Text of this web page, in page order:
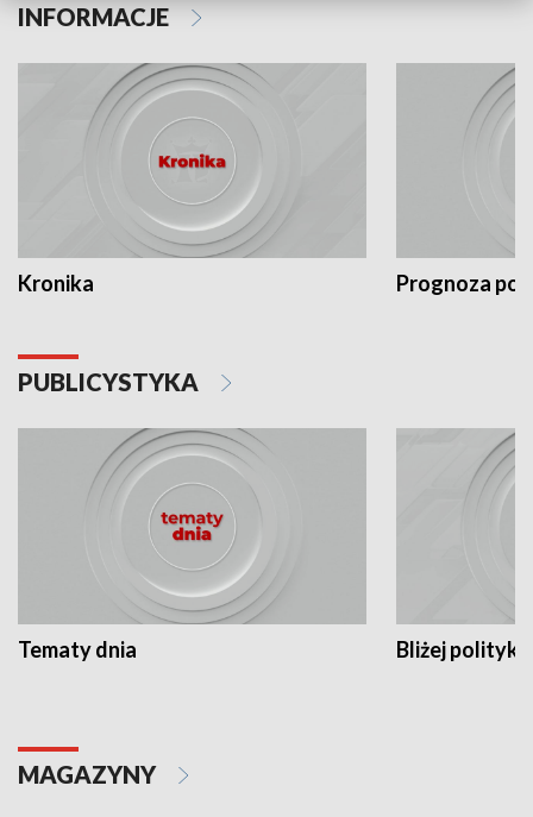
INFORMACJE
Kronika Prognoza
PUBLICYSTYKA
Tematy dnia Bliżej polityki
MAGAZYNY